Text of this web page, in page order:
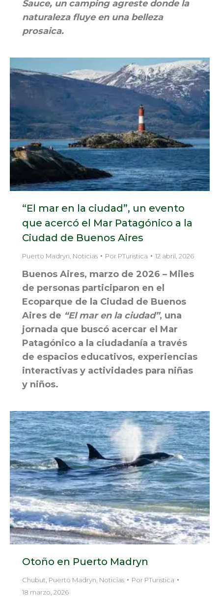
Sauce, un camping agreste donde la
naturaleza fluye en una belleza
prosaica.
“El mar en la ciudad”, un evento
que acercó el Mar Patagónico a la
Ciudad de Buenos Aires
Puerto Madryn Noticias Por PTuristica 12 abril, 2026
Buenos Aires, marzo de 2026 – Miles
de personas participaron en el
Ecoparque de la Ciudad de Buenos
Aires de “El mar en la ciudad”, una
jornada que buscó acercar el Mar
Patagónico a la ciudadanía a través
de espacios educativos, experiencias
interactivas y actividades para niñas
y niños.
Otoño en Puerto Madryn
Chubut Puerto Madryn Noticias Por PTuristica
18 marzo, 2026